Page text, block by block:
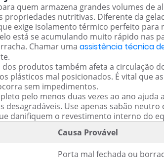
quem armazena grandes volumes de
propriedades nutritivas. Diferente da
exige isolamento térmico perfeito para
está se acumulando muito rápido nas
Chamar uma assistência técnica
produtos também afeta a circulação
plásticos mal posicionados. É vital que
sem impedimentos.
pelo menos duas vezes ao ano
desagradáveis. Use apenas sabão
danifiquem o revestimento interno do
Causa Provável
Porta mal fechada ou